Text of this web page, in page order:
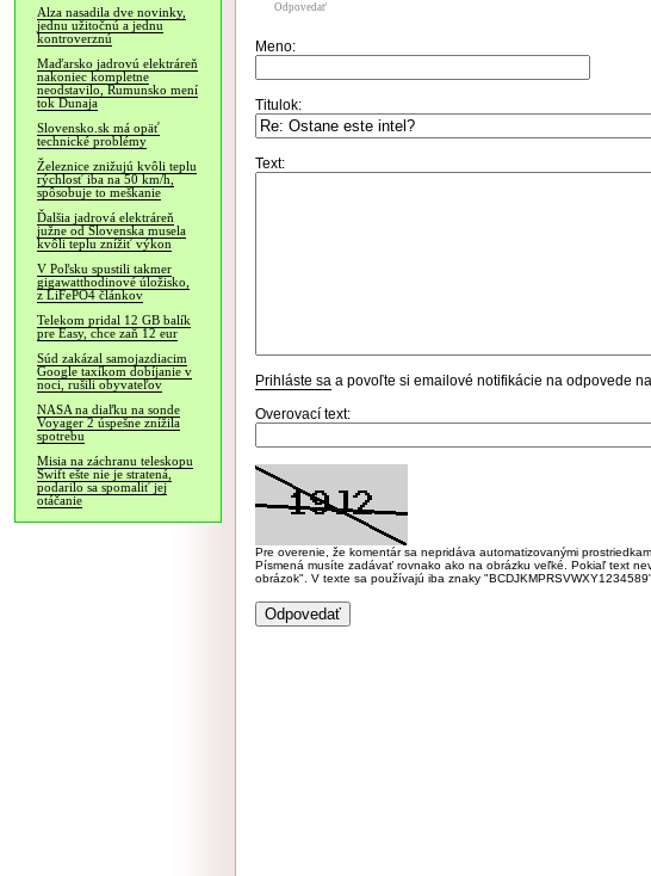
Alza nasadila dve novinky,
jednu užitočnú a jednu
kontroverznú
Maďarsko jadrovú elektráreň
nakoniec kompletne
neodstavilo, Rumunsko mení
tok Dunaja
Slovensko.sk má opäť
technické problémy
Železnice znižujú kvôli teplu
rýchlosť iba na 50 km/h,
spôsobuje to meškanie
Ďalšia jadrová elektráreň
južne od Slovenska musela
kvôli teplu znížiť výkon
V Poľsku spustili takmer
gigawatthodinové úložisko,
z LiFePO4 článkov
Telekom pridal 12 GB balík
pre Easy, chce zaň 12 eur
Súd zakázal samojazdiacim
Google taxíkom dobíjanie v
noci, rušili obyvateľov
NASA na diaľku na sonde
Voyager 2 úspešne znížila
spotrebu
Misia na záchranu teleskopu
Swift ešte nie je stratená,
podarilo sa spomaliť jej
otáčanie
Odpovedať
Meno:
Titulok:
Text:
Prihláste sa a povoľte si emailové notifikácie na odpovede
Overovací text:
Pre overenie, že komentár sa nepridáva automatizovanými
Písmená musíte zadávať rovnako ako na obrázku veľké. Pokiaľ text
obrázok". V texte sa používajú iba znaky